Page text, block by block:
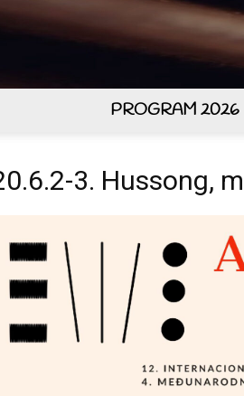
PROGRAM 2026
3. Hussong,